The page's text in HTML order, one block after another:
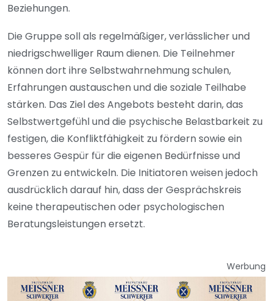
Beziehungen.
Die Gruppe soll als regelmäßiger, verlässlicher und
niedrigschwelliger Raum dienen. Die Teilnehmer
können dort ihre Selbstwahrnehmung schulen,
Erfahrungen austauschen und die soziale Teilhabe
stärken. Das Ziel des Angebots besteht darin, das
Selbstwertgefühl und die psychische Belastbarkeit zu
festigen, die Konfliktfähigkeit zu fördern sowie ein
besseres Gespür für die eigenen Bedürfnisse und
Grenzen zu entwickeln. Die Initiatoren weisen jedoch
ausdrücklich darauf hin, dass der Gesprächskreis
keine therapeutischen oder psychologischen
Beratungsleistungen ersetzt.
Werbung